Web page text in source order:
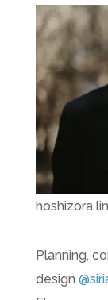
hoshizora
Planning,
design